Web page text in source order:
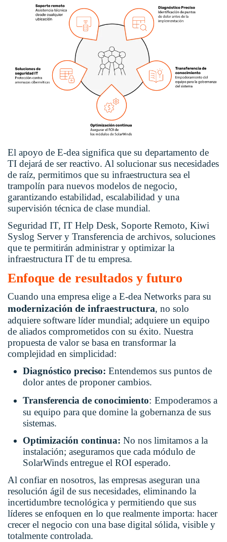
El apoyo de E-dea significa que su departamento de
TI dejará de ser reactivo. Al solucionar sus necesidades
de raíz, permitimos que su infraestructura sea el
trampolín para nuevos modelos de negocio,
garantizando estabilidad, escalabilidad y una
supervisión técnica de clase mundial.
Seguridad IT, IT Help Desk, Soporte Remoto, Kiwi
Syslog Server y Transferencia de archivos, soluciones
que te permitirán administrar y optimizar la
infraestructura IT de tu empresa.
Enfoque de resultados y futuro
Cuando una empresa elige a E-dea Networks para su
modernización de infraestructura, no solo
adquiere software líder mundial; adquiere un equipo
de aliados comprometidos con su éxito. Nuestra
propuesta de valor se basa en transformar la
complejidad en simplicidad:
Diagnóstico preciso: Entendemos sus puntos de
dolor antes de proponer cambios.
Transferencia de conocimiento: Empoderamos a
su equipo para que domine la gobernanza de sus
sistemas.
Optimización continua: No nos limitamos a la
instalación; aseguramos que cada módulo de
SolarWinds entregue el ROI esperado.
Al confiar en nosotros, las empresas aseguran una
resolución ágil de sus necesidades, eliminando la
incertidumbre tecnológica y permitiendo que sus
líderes se enfoquen en lo que realmente importa: hacer
crecer el negocio con una base digital sólida, visible y
totalmente controlada.